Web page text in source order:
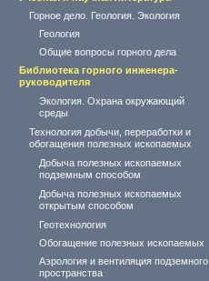
Горное дело. Геология. Экология
Геология
Общие вопросы горного дела
Библиотека горного инженера-
руководителя
Экология. Охрана окружающий
среды
Технология добычи, переработки и
обогащения полезных ископаемых
Добыча полезных ископаемых
подземным способом
Добыча полезных ископаемых
открытым способом
Геотехнология
Обогащение полезных ископаемых
Аэрология и вентиляция подземного
пространства